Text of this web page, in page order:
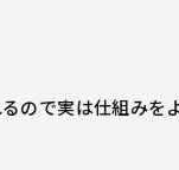
ので実は仕組みを